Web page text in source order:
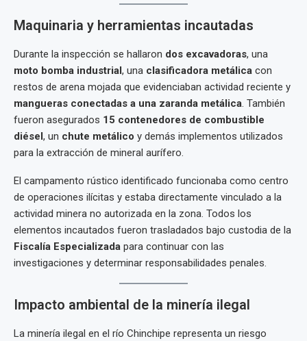
Maquinaria y herramientas incautadas
Durante la inspección se hallaron dos excavadoras, una
moto bomba industrial, una clasificadora metálica con
restos de arena mojada que evidenciaban actividad reciente y
mangueras conectadas a una zaranda metálica. También
fueron asegurados 15 contenedores de combustible
diésel, un chute metálico y demás implementos utilizados
para la extracción de mineral aurífero.
El campamento rústico identificado funcionaba como centro
de operaciones ilícitas y estaba directamente vinculado a la
actividad minera no autorizada en la zona. Todos los
elementos incautados fueron trasladados bajo custodia de la
Fiscalía Especializada para continuar con las
investigaciones y determinar responsabilidades penales.
Impacto ambiental de la minería ilegal
La minería ilegal en el río Chinchipe representa un riesgo